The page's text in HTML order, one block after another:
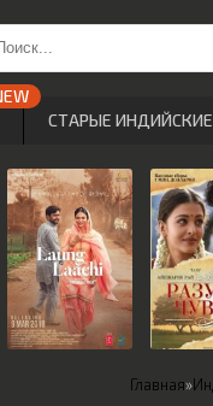
Главная»
СТАРЫЕ